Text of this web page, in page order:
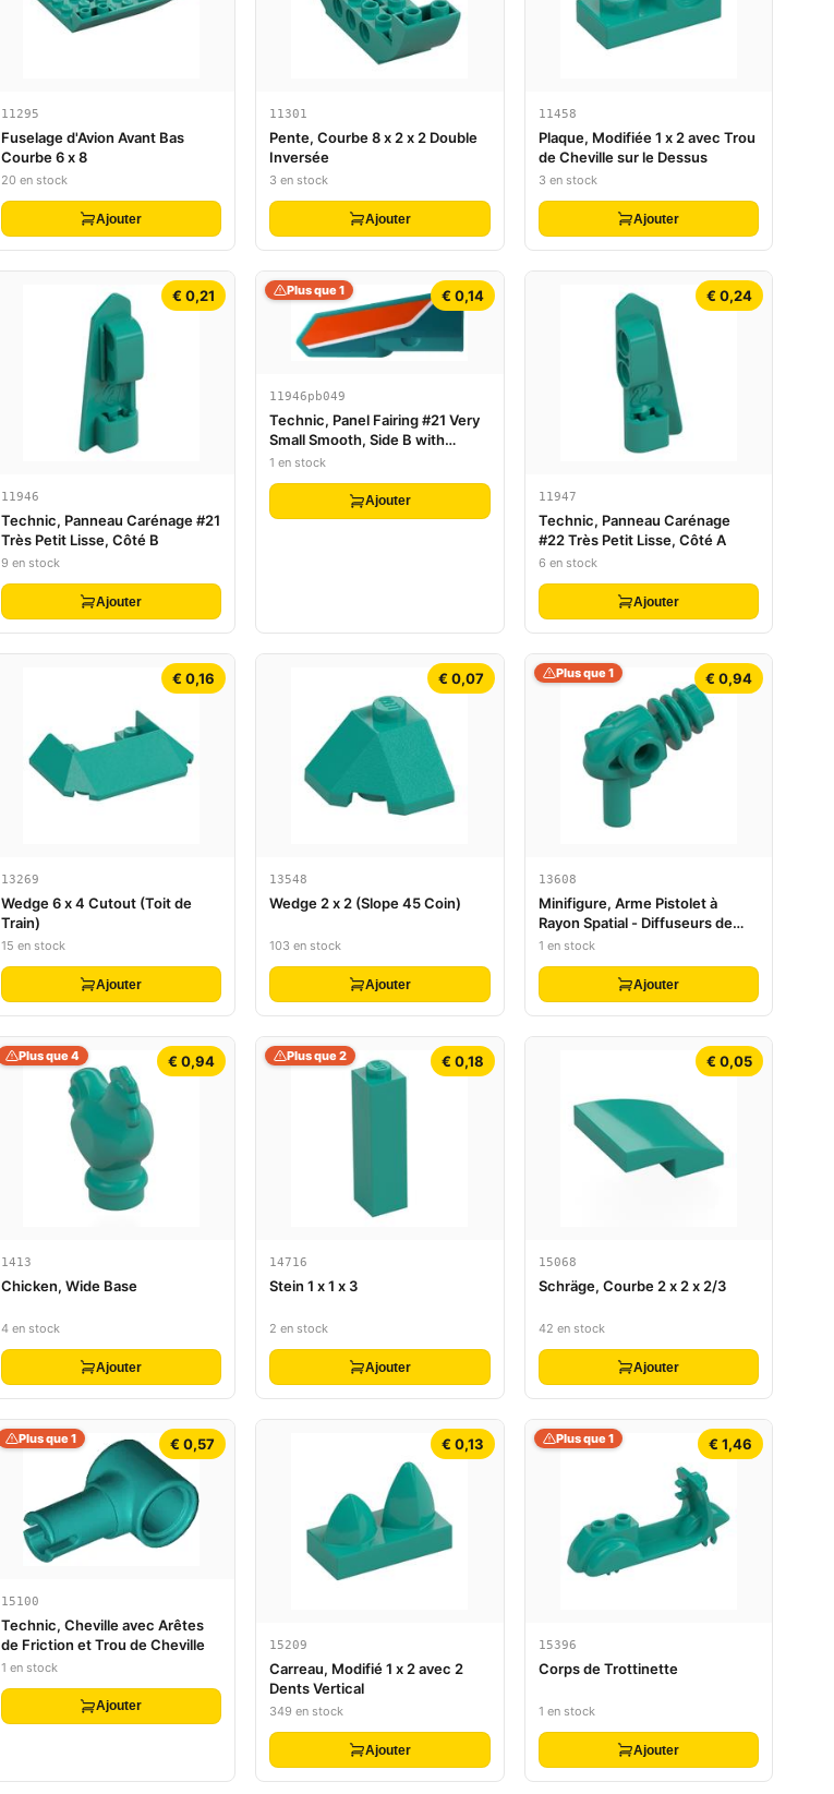
11295
Fuselage d'Avion Avant Bas
Courbe 6 x 8
20 en stock
Ajouter
11301
Pente, Courbe 8 x 2 x 2 Double
Inversée
3 en stock
Ajouter
11458
Plaque, Modifiée 1 x 2 avec Trou
de Cheville sur le Dessus
3 en stock
Ajouter
€ 0,21
11946
Technic, Panneau Carénage #21
Très Petit Lisse, Côté B
9 en stock
Ajouter
€ 0,14
Plus que 1
11946pb049
Technic, Panel Fairing #21 Very
Small Smooth, Side B with
Orange and White Stripes
1 en stock
Ajouter
€ 0,24
11947
Technic, Panneau Carénage
#22 Très Petit Lisse, Côté A
6 en stock
Ajouter
€ 0,16
13269
Wedge 6 x 4 Cutout (Toit de
Train)
15 en stock
Ajouter
€ 0,07
13548
Wedge 2 x 2 (Slope 45 Coin)
103 en stock
Ajouter
€ 0,94
Plus que 1
13608
Minifigure, Arme Pistolet à
Rayon Spatial - Diffuseurs de
Chaleur Arrondis
1 en stock
Ajouter
€ 0,94
Plus que 4
1413
Chicken, Wide Base
4 en stock
Ajouter
€ 0,18
Plus que 2
14716
Stein 1 x 1 x 3
2 en stock
Ajouter
€ 0,05
15068
Schräge, Courbe 2 x 2 x 2/3
42 en stock
Ajouter
€ 0,57
Plus que 1
15100
Technic, Cheville avec Arêtes
de Friction et Trou de Cheville
1 en stock
Ajouter
€ 0,13
15209
Carreau, Modifié 1 x 2 avec 2
Dents Vertical
349 en stock
Ajouter
€ 1,46
Plus que 1
15396
Corps de Trottinette
1 en stock
Ajouter